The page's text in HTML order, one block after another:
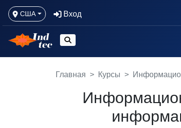
США Вход
Главная Курсы